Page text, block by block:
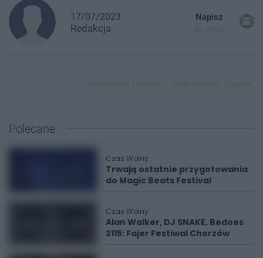
17/07/2023
Redakcja
Napisz
Polecane
Czas Wolny
Trwają ostatnie przygotowania
do Magic Beats Festival
Czas Wolny
Alan Walker, DJ SNAKE, Bedoes
2115: Fajer Festiwal Chorzów